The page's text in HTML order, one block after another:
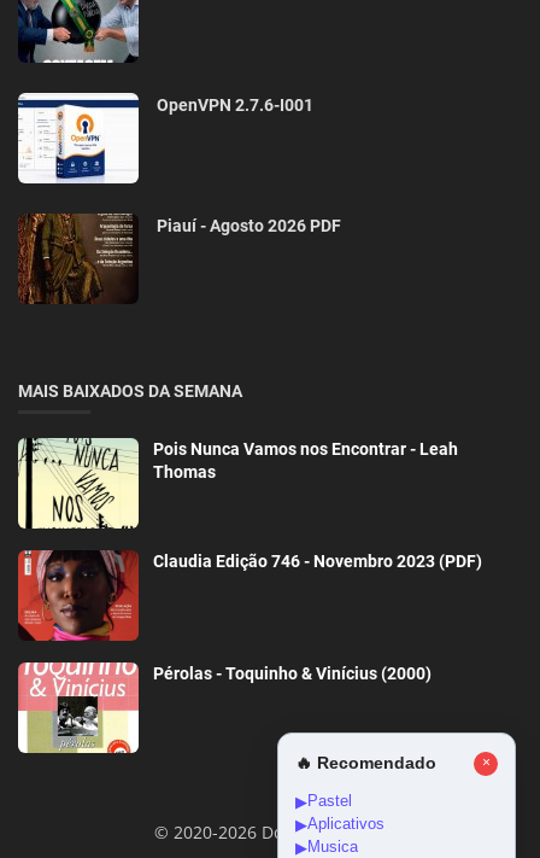
OpenVPN 2.7.6-I001
Piauí - Agosto 2026 PDF
MAIS BAIXADOS DA SEMANA
Pois Nunca Vamos nos Encontrar - Leah
Thomas
Claudia Edição 746 - Novembro 2023 (PDF)
Pérolas - Toquinho & Vinícius (2000)
© 2020-2026 DownloadGeral
🔥 Recomendado ×
▶Pastel
▶Aplicativos
▶Musica